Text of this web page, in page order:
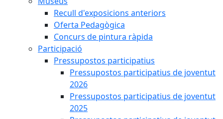
Recull d'exposicions anteriors
Oferta Pedagògica
Concurs de pintura ràpida
Participació
Pressupostos participatius
Pressupostos participatius de joventut
2026
Pressupostos participatius de joventut
2025